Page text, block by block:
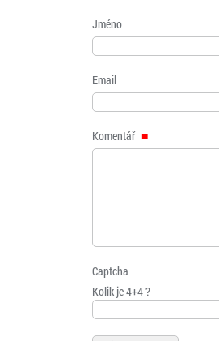
Jméno
Email
Komentář
Captcha
Kolik je 4+4 ?